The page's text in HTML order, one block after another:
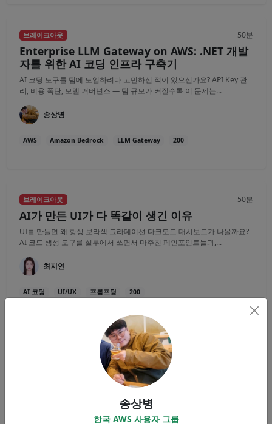
브레이크아웃 50분
Enterprise LLM Gateway on AWS: .NET 개발
자를 위한 AI 코딩 인프라 구축기
AI 코딩 도구를 팀에 도입하려다 고민하신 적이 있으신가요? API Key 관
리, 비용 폭탄, 모델 거버넌스 — 팀 규모가 커질수록 이 문제는...
송상병
AWS Amazon Bedrock LLM Gateway 200
브레이크아웃 50분
AI가 만든 UI가 다 똑같이 생긴 이유
UI를 만들면 왜 항상 보라색 그라데이션 다크모드 대시보드가 나올까요?
AI 코드 생성 도구를 실무에서 쓰면서 마주친 페인포인트들과,...
최지연
AI 코딩 UI/UX 프롬프팅 200
AI를 이용한 TTS, 음성합성 + LingoMotion
AI 음성 합성(TTS)이 어디까지 왔는지, 직접 듣고 확인하는 세션입니다.
송상병
한국 AWS 사용자 그룹